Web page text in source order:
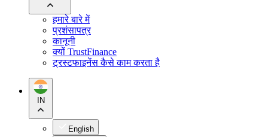
हमारे बारे में
प्रशंसापत्र
कानूनी
क्यों TrustFinance
ट्रस्टफाइनेंस कैसे काम करता है
IN
English